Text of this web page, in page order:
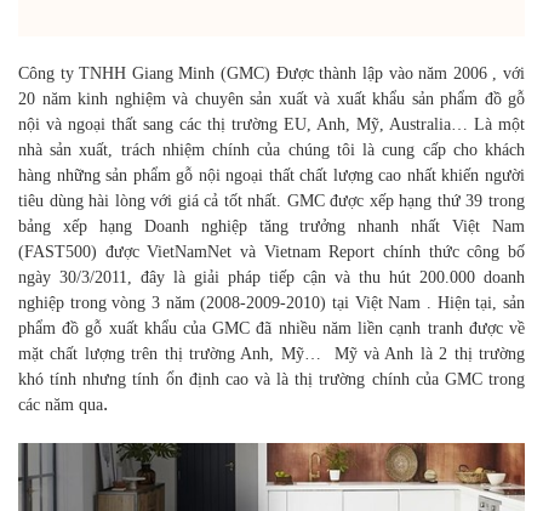
Công ty TNHH Giang Minh (GMC) Được thành lập vào năm 2006 , với
20 năm kinh nghiệm và chuyên sản xuất và xuất khẩu sản phẩm đồ gỗ
nội và ngoại thất sang các thị trường EU, Anh, Mỹ, Australia… Là một
nhà sản xuất, trách nhiệm chính của chúng tôi là cung cấp cho khách
hàng những sản phẩm gỗ nội ngoại thất chất lượng cao nhất khiến người
tiêu dùng hài lòng với giá cả tốt nhất. GMC được xếp hạng thứ 39 trong
bảng xếp hạng Doanh nghiệp tăng trưởng nhanh nhất Việt Nam
(FAST500) được VietNamNet và Vietnam Report chính thức công bố
ngày 30/3/2011, đây là giải pháp tiếp cận và thu hút 200.000 doanh
nghiệp trong vòng 3 năm (2008-2009-2010) tại Việt Nam . Hiện tại, sản
phẩm đồ gỗ xuất khẩu của GMC đã nhiều năm liền cạnh tranh được về
mặt chất lượng trên thị trường Anh, Mỹ… Mỹ và Anh là 2 thị trường
khó tính nhưng tính ổn định cao và là thị trường chính của GMC trong
các năm qua.